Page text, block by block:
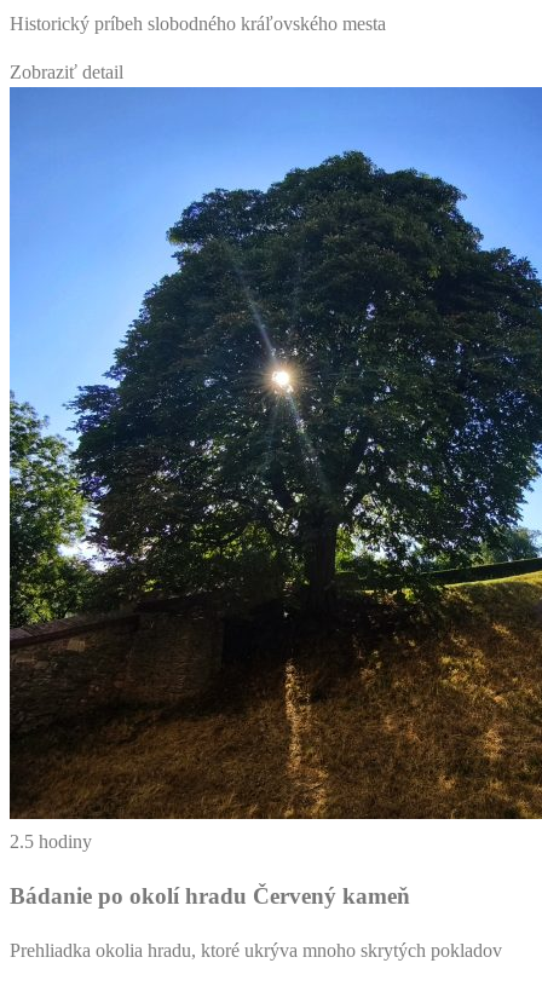
Historický príbeh slobodného kráľovského mesta
Zobraziť detail
2.5 hodiny
Bádanie po okolí hradu Červený kameň
Prehliadka okolia hradu, ktoré ukrýva mnoho skrytých pokladov